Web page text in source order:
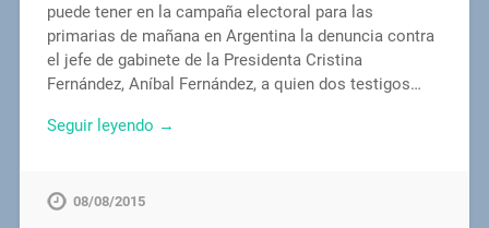
puede tener en la campaña electoral para las
primarias de mañana en Argentina la denuncia contra
el jefe de gabinete de la Presidenta Cristina
Fernández, Aníbal Fernández, a quien dos testigos…
Seguir leyendo →
08/08/2015